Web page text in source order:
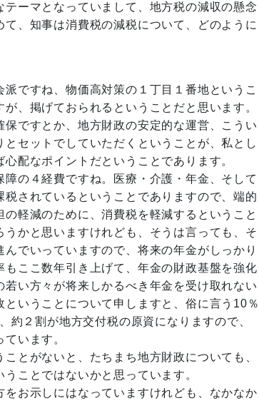
ーマとなっていまして、地方税の減収の懸念
、知事は消費税の減税について、どのように
ですね、物価高対策の１丁目１番地というこ
、掲げておられるということだと思います。
ですとか、地方財政の安定的な運営、こうい
セットでしていただくということが、私とし
配なポイントだということであります。
の４経費ですね。医療・介護・年金、そして
されているということでありますので、端的
軽減のために、消費税を軽減するということ
かと思いますけれども、そうは言っても、そ
でいっていますので、将来の年金がしっかり
ここ数年引き上げて、年金の財政基盤を強化
い方々が将来しかるべき年金を受け取れない
いうことについて申しますと、俗に言う10％
２割が地方交付税の原資になりますので、
います。
とがないと、たちまち地方財政についても、
ことではないかと思っています。
お示しにはなっていますけれども、なかなか